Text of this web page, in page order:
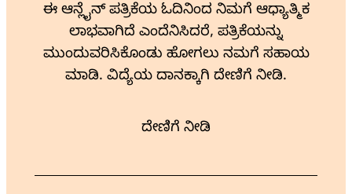
ಈ ಆನ್ಲೈನ್ ಪತ್ರಿಕೆಯ ಓದಿನಿಂದ ನಿಮಗೆ ಆಧ್ಯಾತ್ಮಿಕ
ಲಾಭವಾಗಿದೆ ಎಂದೆನಿಸಿದರೆ, ಪತ್ರಿಕೆಯನ್ನು
ಮುಂದುವರಿಸಿಕೊಂಡು ಹೋಗಲು ನಮಗೆ ಸಹಾಯ
ಮಾಡಿ. ವಿದ್ಯೆಯ ದಾನಕ್ಕಾಗಿ ದೇಣಿಗೆ ನೀಡಿ.
ದೇಣಿಗೆ ನೀಡಿ